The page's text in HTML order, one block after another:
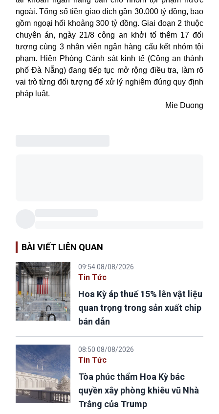
ngoài. Tổng số tiền giao dịch gần 30.000 tỷ đồng, bao
gồm ngoại hối khoảng 300 tỷ đồng. Giai đoạn 2 thuộc
chuyên án, ngày 21/8 công an khởi tố thêm 17 đối
tượng cùng 3 nhân viên ngân hàng cấu kết nhóm tội
phạm. Hiện Phòng Cảnh sát kinh tế (Công an thành
phố Đà Nẵng) đang tiếp tục mở rộng điều tra, làm rõ
vai trò từng đối tượng để xử lý nghiêm đúng quy định
pháp luật.
Mie Duong
BÀI VIẾT LIÊN QUAN
09:54 08/08/2026
Tin Tức
Hoa Kỳ áp thuế 15% lên vật liệu
quan trọng trong sản xuất chip
bán dẫn
08:50 08/08/2026
Tin Tức
Tòa phúc thẩm Hoa Kỳ bác
quyền xây phòng khiêu vũ Nhà
Trắng của Trump